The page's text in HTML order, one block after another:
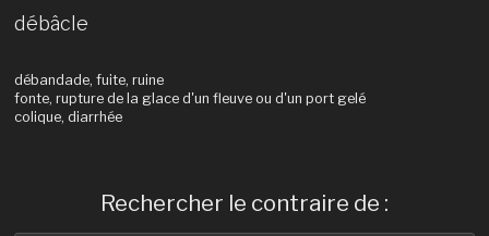
débâcle
débandade, fuite, ruine
fonte, rupture de la glace d'un fleuve ou d'un port gelé
colique, diarrhée
Rechercher le contraire de :